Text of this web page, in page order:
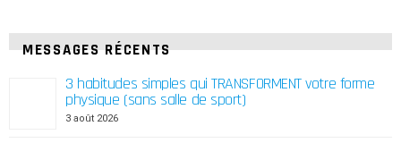
MESSAGES RÉCENTS
3 habitudes simples qui TRANSFORMENT votre forme
physique (sans salle de sport)
3 août 2026